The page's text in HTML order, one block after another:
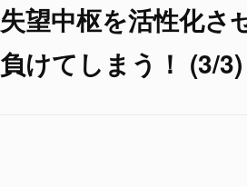
失望中枢を活性化
負けてしまう！ (3/3)